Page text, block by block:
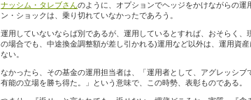
ナッシム・タレブさんのように、オプションでヘッジをかけながらの運
ン・ショックは、乗り切れていなかったであろう。
運用していないならば別であるが、運用しているとすれば、おそらく、
の場合でも、中途換金調整額が差し引かれる)運用など以外は、運用資
ない。
なかったら、その基金の運用担当者は、「運用者として、アグレッシブ
有能の立場を勝ち得た。」という意味で、この時勢、表彰ものである。